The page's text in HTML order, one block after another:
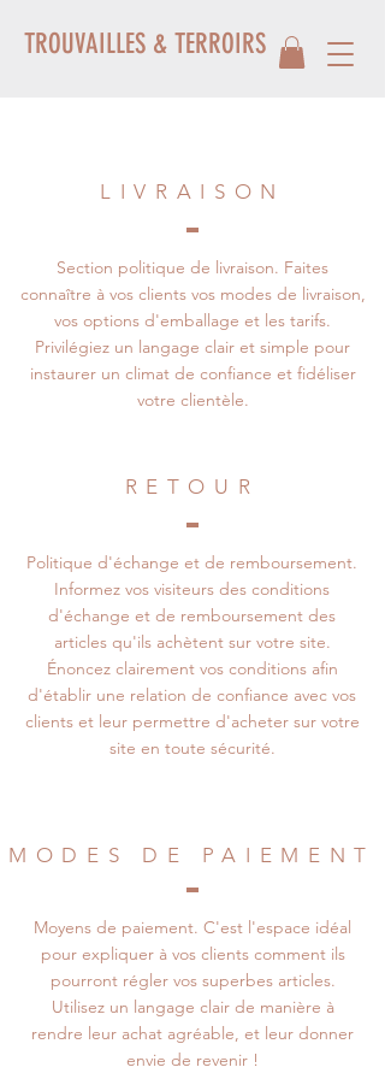
TROUVAILLES & TERROIRS
LIVRAISON
Section politique de livraison. Faites
connaître à vos clients vos modes de livraison,
vos options d'emballage et les tarifs.
Privilégiez un langage clair et simple pour
instaurer un climat de confiance et fidéliser
votre clientèle.
RETOUR
Politique d'échange et de remboursement.
Informez vos visiteurs des conditions
d'échange et de remboursement des
articles qu'ils achètent sur votre site.
Énoncez clairement vos conditions afin
d'établir une relation de confiance avec vos
clients et leur permettre d'acheter sur votre
site en toute sécurité.
MODES DE PAIEMENT
Moyens de paiement. C'est l'espace idéal
pour expliquer à vos clients comment ils
pourront régler vos superbes articles.
Utilisez un langage clair de manière à
rendre leur achat agréable, et leur donner
envie de revenir !